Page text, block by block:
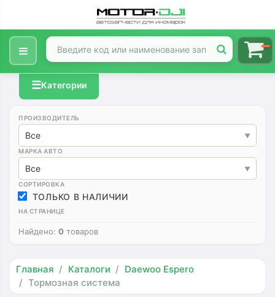
☰Категории
ПРОИЗВОДИТЕЛЬ
Все
МАРКА АВТО
Все
СОРТИРОВКА
ТОЛЬКО В НАЛИЧИИ
НА СТРАНИЦЕ
Найдено: 0 товаров
Главная Каталоги
Daewoo Espero
Тормозная система